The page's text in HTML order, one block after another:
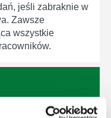
jeśli zabraknie w
Zawsze
wszystkie